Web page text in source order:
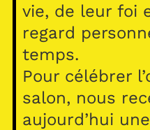
vie, de leur foi
regard
temps.
Pour célébrer
salon, nous
aujourd’hui